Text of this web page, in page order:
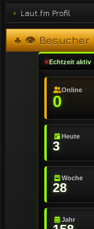
Laut.fm Profil
♣ 👁 Besucher